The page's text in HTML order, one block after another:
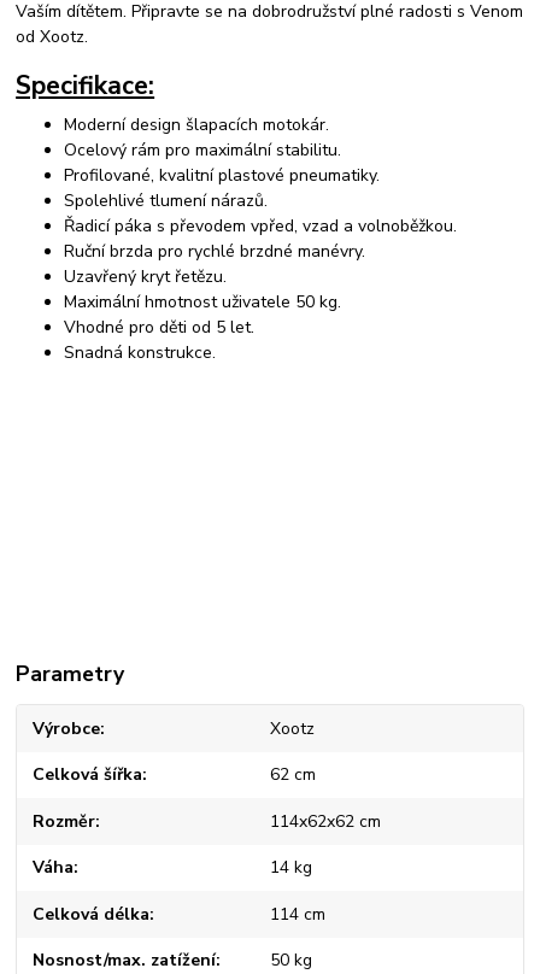
Vaším dítětem. Připravte se na dobrodružství plné radosti s Venom
od Xootz.
Specifikace:
Moderní design šlapacích motokár.
Ocelový rám pro maximální stabilitu.
Profilované, kvalitní plastové pneumatiky.
Spolehlivé tlumení nárazů.
Řadicí páka s převodem vpřed, vzad a volnoběžkou.
Ruční brzda pro rychlé brzdné manévry.
Uzavřený kryt řetězu.
Maximální hmotnost uživatele 50 kg.
Vhodné pro děti od 5 let.
Snadná konstrukce.
Parametry
Výrobce Xootz
Celková šířka 62 cm
Rozměr 114x62x62 cm
Váha 14 kg
Celková délka 114 cm
Nosnost/max. zatížení 50 kg